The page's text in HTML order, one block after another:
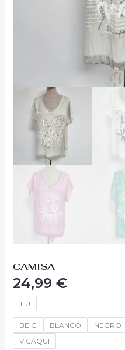
CAMISA
24,99 €
T.U
BEIG BLANCO NEGRO
V.CAQUI